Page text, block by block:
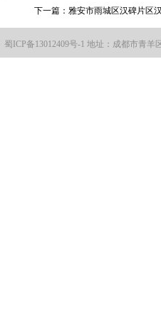
下一篇： 雅安市雨城区汉碑片区
蜀ICP备13012409号-1 地址：成都市青羊